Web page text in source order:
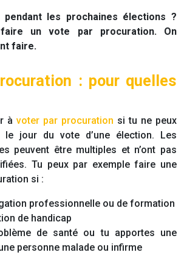
les prochaines élections ?
un vote par procuration. On
faire.
: pour quelles
à voter par procuration si tu ne peux
le jour du vote d’une élection. Les
peuvent être multiples et n’ont pas
Tu peux par exemple faire une
si :
professionnelle ou de formation
de handicap
de santé ou tu apportes une
personne malade ou infirme